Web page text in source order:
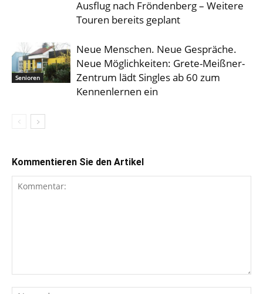
Ausflug nach Fröndenberg – Weitere
Touren bereits geplant
Senioren
Neue Menschen. Neue Gespräche.
Neue Möglichkeiten: Grete-Meißner-
Zentrum lädt Singles ab 60 zum
Kennenlernen ein
Kommentieren Sie den Artikel